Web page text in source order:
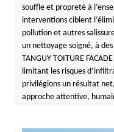
souffle et propreté à
interventions ciblent
pollution et autres
un nettoyage soigné, à
TANGUY TOITURE
limitant les risques
privilégions un résultat
approche attentive,